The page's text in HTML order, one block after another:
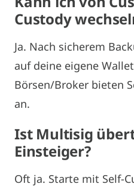
Custody
Ja. Nach sicherem
auf deine eigene
Börsen/Broker bieten
an.
Ist Multisig
Einsteiger?
Oft ja. Starte mit Self-